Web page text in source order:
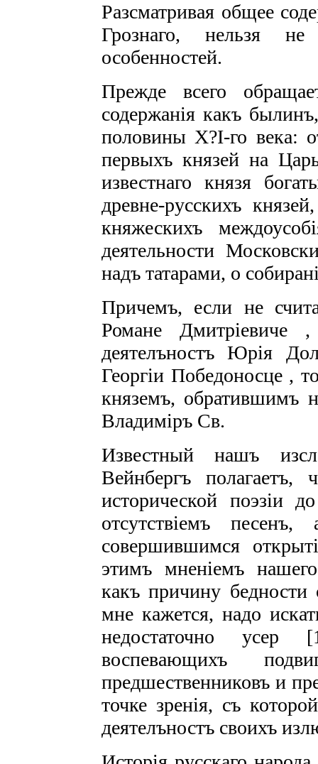
Разсматривая общее
Грознаго, нельзя
особенностей.
Прежде всего
содержанія какъ
половины Х?І-го века:
первыхъ князей на
известнаго князя
древне-русскихъ
княжескихъ
деятельности
надъ татарами, о
Причемъ, если не
Романе Дмитріевиче ,
деятелъностъ Юрія
Георгіи Победоносце ,
княземъ, обратившимъ
Владиміръ Св.
Известный нашъ
Вейнбергъ полагаетъ,
исторической поэзіи
отсутствіемъ
совершившимся
этимъ мненіемъ
какъ причину
мне кажется, надо
недостаточно
воспевающихъ
предшественниковъ и
точке зренія, съ
деятелъностъ своихъ